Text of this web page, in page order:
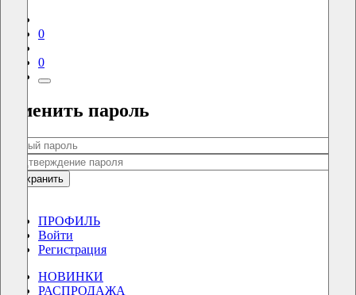
0
0
Сменить пароль
Сохранить
ПРОФИЛЬ
Войти
Регистрация
НОВИНКИ
РАСПРОДАЖА